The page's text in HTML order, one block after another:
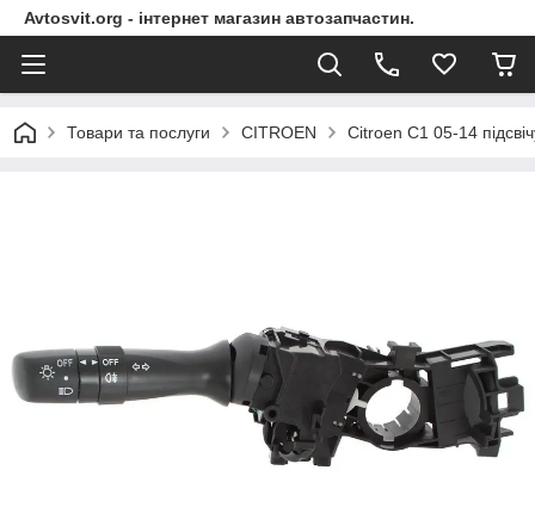
Avtosvit.org - інтернет магазин автозапчастин.
Товари та послуги CITROEN Citroen C1 05-14